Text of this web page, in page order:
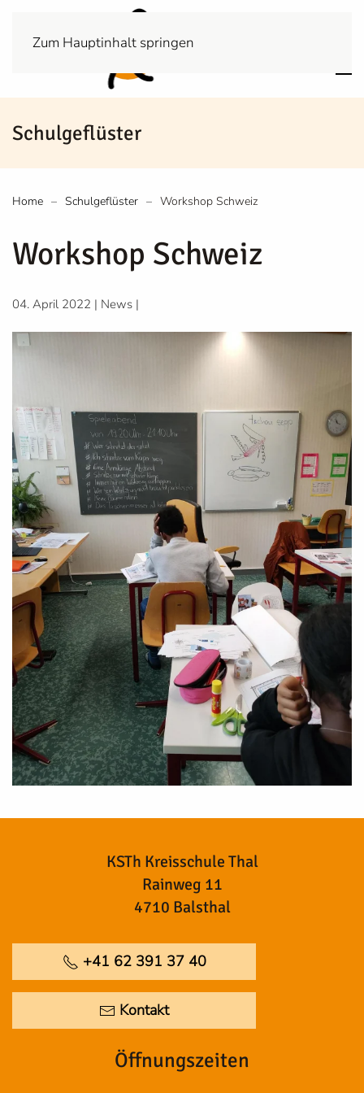
Zum Hauptinhalt springen
Schulgeflüster
Home Schulgeflüster Workshop Schweiz
Workshop Schweiz
04. April 2022 | News |
KSTh Kreisschule Thal
Rainweg 11
4710 Balsthal
+41 62 391 37 40
Kontakt
Öffnungszeiten